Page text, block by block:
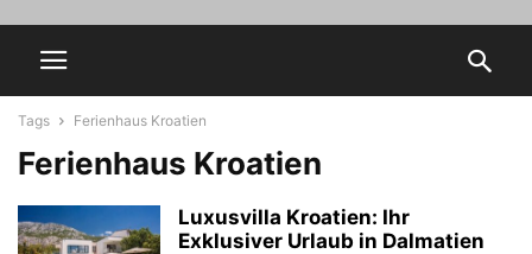
Tags Ferienhaus Kroatien
Ferienhaus Kroatien
Luxusvilla Kroatien: Ihr
Exklusiver Urlaub in Dalmatien